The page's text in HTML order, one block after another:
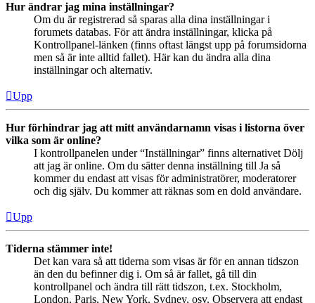
Hur ändrar jag mina inställningar?
Om du är registrerad så sparas alla dina inställningar i
forumets databas. För att ändra inställningar, klicka på
Kontrollpanel-länken (finns oftast längst upp på forumsidorna
men så är inte alltid fallet). Här kan du ändra alla dina
inställningar och alternativ.
Upp
Hur förhindrar jag att mitt användarnamn visas i listorna över
vilka som är online?
I kontrollpanelen under “Inställningar” finns alternativet Dölj
att jag är online. Om du sätter denna inställning till Ja så
kommer du endast att visas för administratörer, moderatorer
och dig själv. Du kommer att räknas som en dold användare.
Upp
Tiderna stämmer inte!
Det kan vara så att tiderna som visas är för en annan tidszon
än den du befinner dig i. Om så är fallet, gå till din
kontrollpanel och ändra till rätt tidszon, t.ex. Stockholm,
London, Paris, New York, Sydney, osv. Observera att endast